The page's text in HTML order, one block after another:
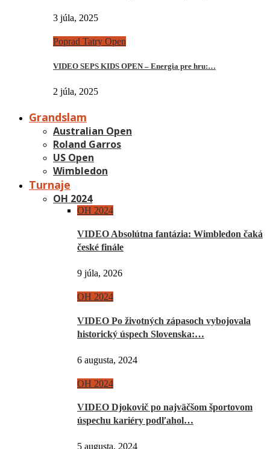
3 júla, 2025
Poprad Tatry Open
VIDEO SEPS KIDS OPEN – Energia pre hru:…
2 júla, 2025
Grandslam
Australian Open
Roland Garros
US Open
Wimbledon
Turnaje
OH 2024
OH 2024
VIDEO Absolútna fantázia: Wimbledon čaká
české finále
9 júla, 2026
OH 2024
VIDEO Po životných zápasoch vybojovala
historický úspech Slovenska:…
6 augusta, 2024
OH 2024
VIDEO Djokovič po najväčšom športovom
úspechu kariéry podľahol…
5 augusta, 2024